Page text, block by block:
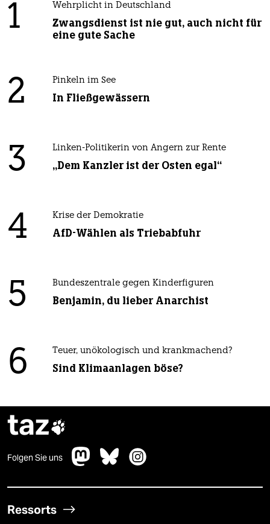
1 Wehrplicht in Deutschland
Zwangsdienst ist nie gut, auch nicht für
eine gute Sache
2 Pinkeln im See
In Fließgewässern
3 Linken-Politikerin von Angern zur Rente
„Dem Kanzler ist der Osten egal“
4 Krise der Demokratie
AfD-Wählen als Triebabfuhr
5 Bundeszentrale gegen Kinderfiguren
Benjamin, du lieber Anarchist
6 Teuer, unökologisch und krankmachend?
Sind Klimaanlagen böse?
taz
Folgen Sie uns
Ressorts